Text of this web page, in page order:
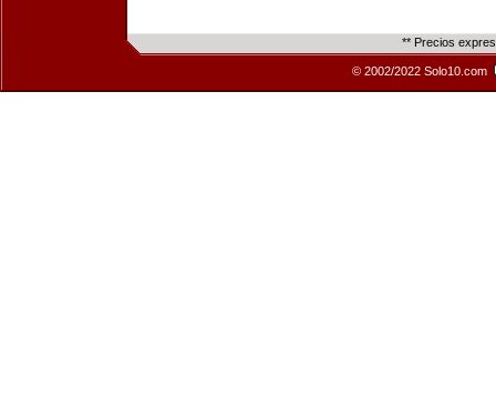
** Precios
© 2002/2022 Solo10.com